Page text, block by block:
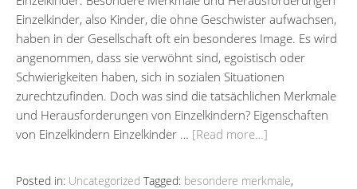
Einzelkinder, also Kinder, die ohne Geschwister aufwachsen,
haben in der Gesellschaft oft ein besonderes Image. Es wird
angenommen, dass sie verwöhnt sind, egoistisch oder
Schwierigkeiten haben, sich in sozialen Situationen
zurechtzufinden. Doch was sind die tatsächlichen Merkmale
und Herausforderungen von Einzelkindern? Eigenschaften
von Einzelkindern Einzelkinder … [Read more…]
Posted in: Uncategorized Tagged: besondere merkmale,